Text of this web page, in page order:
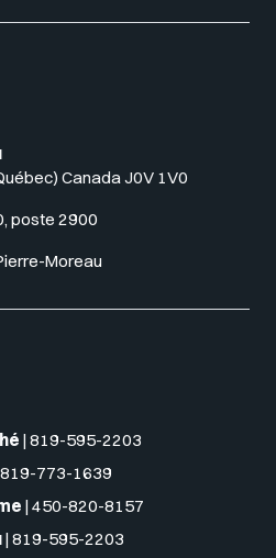
Canada J0V 1V0
poste 2900
Moreau
| 819-595-2203
819-773-1639
| 450-820-8157
| 819-595-2203